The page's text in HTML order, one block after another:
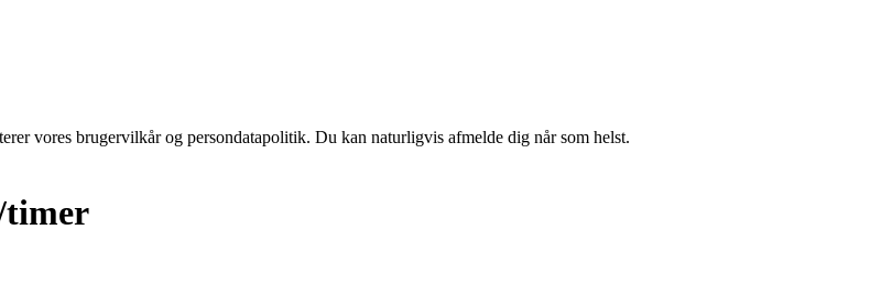
vores brugervilkår og persondatapolitik. Du kan naturligvis afmelde dig når som helst.
timer